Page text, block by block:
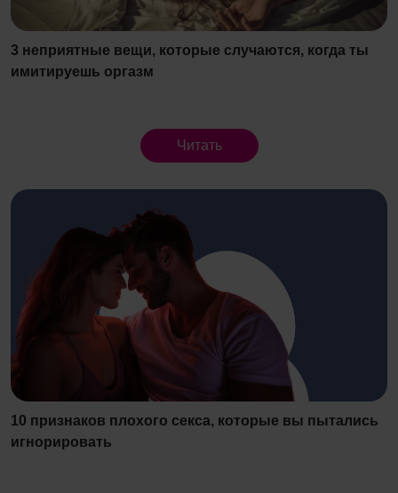
3 неприятные вещи, которые случаются, когда ты
имитируешь оргазм
Читать
10 признаков плохого секса, которые вы пытались
игнорировать